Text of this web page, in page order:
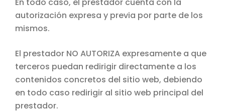
autorización expresa y previa por parte de los
mismos.
El prestador NO AUTORIZA expresamente a que
terceros puedan redirigir directamente a los
contenidos concretos del sitio web, debiendo
en todo caso redirigir al sitio web principal del
prestador.